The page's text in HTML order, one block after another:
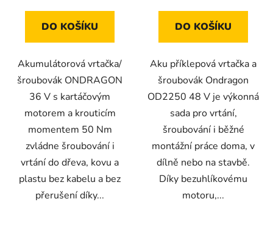
hvězdiček.
DO KOŠÍKU
Akumulátorová vrtačka/
šroubovák ONDRAGON
36 V s kartáčovým
motorem a krouticím
momentem 50 Nm
zvládne šroubování i
vrtání do dřeva, kovu a
plastu bez kabelu a bez
přerušení díky...
DO KOŠÍKU
Aku příklepová vrtačka a
šroubovák Ondragon
OD2250 48 V je výkonná
sada pro vrtání,
šroubování i běžné
montážní práce doma, v
dílně nebo na stavbě.
Díky bezuhlíkovému
motoru,...